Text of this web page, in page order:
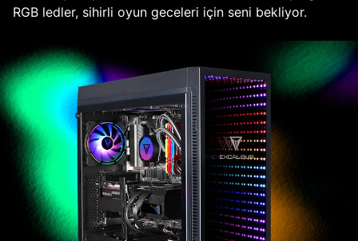
RGB ledler, sihirli oyun geceleri için seni bekliyor.